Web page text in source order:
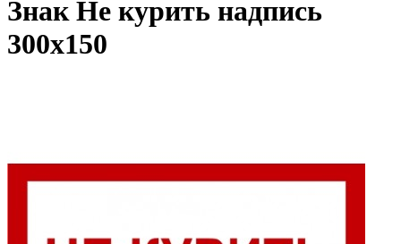
Знак Не курить надпись
300x150